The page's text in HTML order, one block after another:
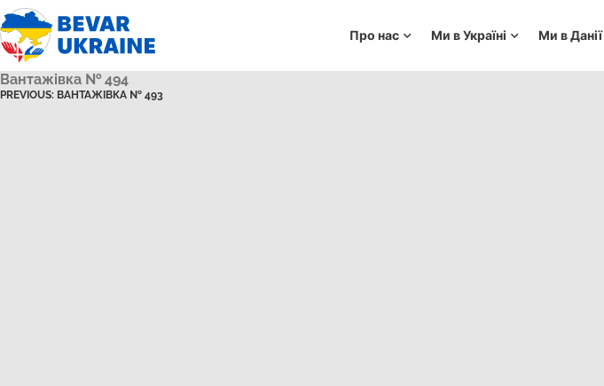
Про нас Ми в Україні Ми в Данії
Вантажівка № 494
PREVIOUS: ВАНТАЖІВКА № 493